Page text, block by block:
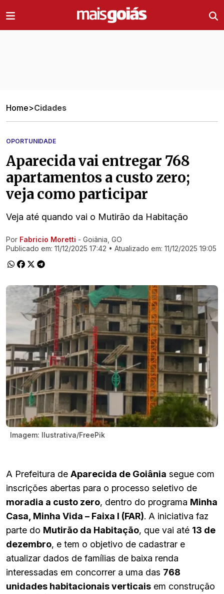
Home>Cidades
OPORTUNIDADE
Aparecida vai entregar 768
apartamentos a custo zero;
veja como participar
Veja até quando vai o Mutirão da Habitação
Ir direto pra matéria
Por Fabricio Moretti - Goiânia, GO
Publicado em: 11/12/2025 17:42 • Atualizado em: 11/12/2025 19:05
Imagem: Ilustrativa/FreePik
A Prefeitura de Aparecida de Goiânia segue com
inscrições abertas para o processo seletivo de
moradia a custo zero, dentro do programa Minha
Casa, Minha Vida – Faixa I (FAR). A iniciativa faz
parte do Mutirão da Habitação, que vai até 13 de
dezembro, e tem o objetivo de cadastrar e
atualizar dados de famílias de baixa renda
interessadas em concorrer a uma das 768
unidades habitacionais verticais em construção